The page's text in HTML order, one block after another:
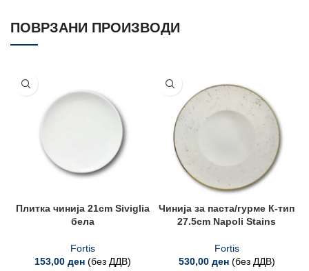
ПОВРЗАНИ ПРОИЗВОДИ
Плитка чинија 21cm Siviglia
бела
Fortis
153,00 ден (без ДДВ)
Чинија за паста/гурме К-тип
27.5cm Napoli Stains
Fortis
530,00 ден (без ДДВ)